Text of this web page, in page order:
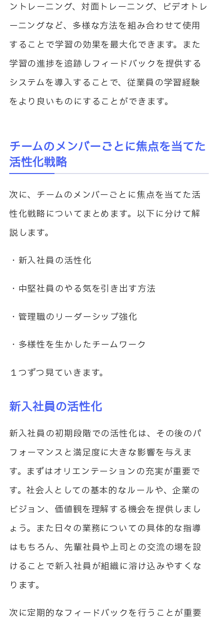
ントレーニング、対面トレーニング、ビデオトレ
ーニングなど、多様な方法を組み合わせて使用
することで学習の効果を最大化できます。また
学習の進捗を追跡しフィードバックを提供する
システムを導入することで、従業員の学習経験
をより良いものにすることができます。
チームのメンバーごとに焦点を当てた
活性化戦略
次に、チームのメンバーごとに焦点を当てた活
性化戦略についてまとめます。以下に分けて解
説します。
・新入社員の活性化
・中堅社員のやる気を引き出す方法
・管理職のリーダーシップ強化
・多様性を生かしたチームワーク
１つずつ見ていきます。
新入社員の活性化
新入社員の初期段階での活性化は、その後のパ
フォーマンスと満足度に大きな影響を与えま
す。まずはオリエンテーションの充実が重要で
す。社会人としての基本的なルールや、企業の
ビジョン、価値観を理解する機会を提供しまし
ょう。また日々の業務についての具体的な指導
はもちろん、先輩社員や上司との交流の場を設
けることで新入社員が組織に溶け込みやすくな
ります。
次に定期的なフィードバックを行うことが重要